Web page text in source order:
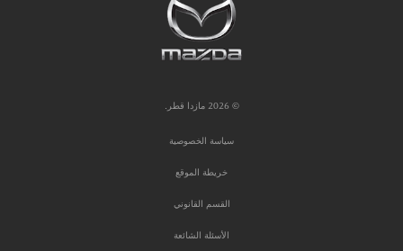
© 2026 مازدا قطر.
سياسة الخصوصية
خريطة الموقع
القسم القانوني
الأسئلة الشائعة